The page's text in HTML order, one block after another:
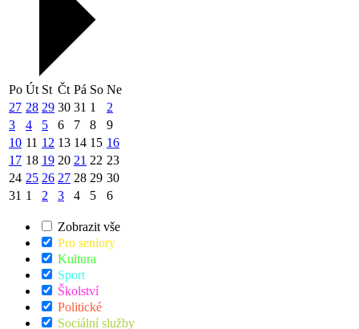
Po Út St Čt Pá So Ne
27 28 29 30 31 1
2
3
4 5 6 7 8
9
10 11 12 13 14 15 16
17 18 19 20 21 22 23
24 25 26 27 28 29 30
31 1 2 3 4 5 6
Zobrazit vše
Pro seniory
Kultura
Sport
Školství
Politické
Sociální služby